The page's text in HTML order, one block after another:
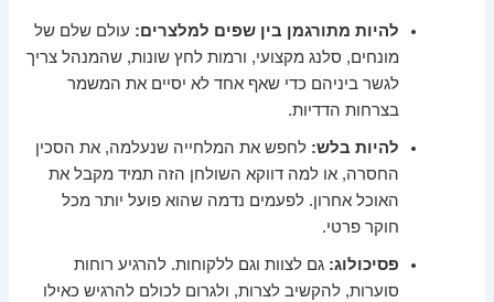
להיות מתורגמן בין שפים למלצרים: עולם שלם של
מונחים, סלנג מקצועי, ורמות לחץ שונות, שהמנהל צריך
לגשר ביניהם כדי שאף אחד לא יסיים את המשמר
בצרחות הדדיות.
להיות בלש: לחפש את המלחייה שנעלמה, את הסכין
החסרה, או למה דווקא השולחן הזה תמיד מקבל את
האוכל אחרון. לפעמים נדמה שהוא פועל יותר מכל
חוקר פרטי.
פסיכולוג: גם לצוות וגם ללקוחות. להרגיע רוחות
סוערות, להקשיב לצרות, ולגרום לכולם להרגיש כאילו